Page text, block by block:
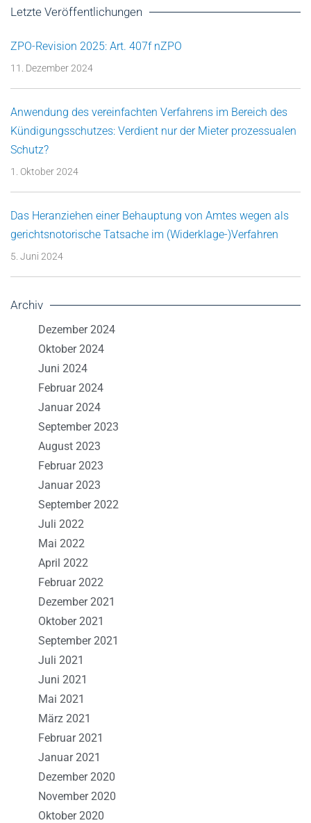
Letzte Veröffentlichungen
ZPO-Revision 2025: Art. 407f nZPO
11. Dezember 2024
Anwendung des vereinfachten Verfahrens im Bereich des
Kündigungsschutzes: Verdient nur der Mieter prozessualen
Schutz?
1. Oktober 2024
Das Heranziehen einer Behauptung von Amtes wegen als
gerichtsnotorische Tatsache im (Widerklage-)Verfahren
5. Juni 2024
Archiv
Dezember 2024
Oktober 2024
Juni 2024
Februar 2024
Januar 2024
September 2023
August 2023
Februar 2023
Januar 2023
September 2022
Juli 2022
Mai 2022
April 2022
Februar 2022
Dezember 2021
Oktober 2021
September 2021
Juli 2021
Juni 2021
Mai 2021
März 2021
Februar 2021
Januar 2021
Dezember 2020
November 2020
Oktober 2020